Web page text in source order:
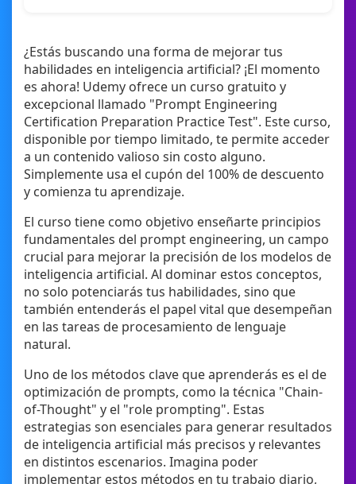
¿Estás buscando una forma de mejorar tus
habilidades en inteligencia artificial? ¡El momento
es ahora! Udemy ofrece un curso gratuito y
excepcional llamado "Prompt Engineering
Certification Preparation Practice Test". Este curso,
disponible por tiempo limitado, te permite acceder
a un contenido valioso sin costo alguno.
Simplemente usa el cupón del 100% de descuento
y comienza tu aprendizaje.
El curso tiene como objetivo enseñarte principios
fundamentales del prompt engineering, un campo
crucial para mejorar la precisión de los modelos de
inteligencia artificial. Al dominar estos conceptos,
no solo potenciarás tus habilidades, sino que
también entenderás el papel vital que desempeñan
en las tareas de procesamiento de lenguaje
natural.
Uno de los métodos clave que aprenderás es el de
optimización de prompts, como la técnica "Chain-
of-Thought" y el "role prompting". Estas
estrategias son esenciales para generar resultados
de inteligencia artificial más precisos y relevantes
en distintos escenarios. Imagina poder
implementar estos métodos en tu trabajo diario,